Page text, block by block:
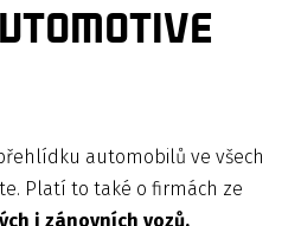
automobilů ve všech
Platí to také o firmách ze
i zánovních vozů,